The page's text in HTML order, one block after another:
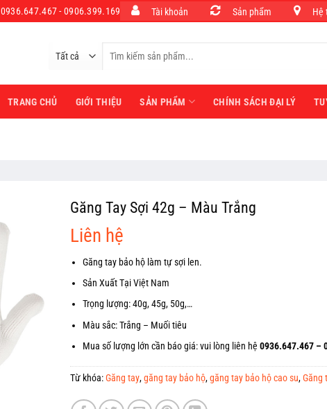
0936.647.467 - 0906.399.169 Tài khoản Sản phẩm Hệ
kiếm:
TRANG CHỦ GIỚI THIỆU SẢN PHẨM CHÍNH SÁCH ĐẠI LÝ
Găng Tay Sợi 42g – Màu Trắng
Liên hệ
Găng tay bảo hộ làm tự sợi len.
Sản Xuất Tại Việt Nam
Trọng lượng: 40g, 45g, 50g,…
Màu sắc: Trắng – Muối tiêu
Mua số lượng lớn cần báo giá: vui lòng liên hệ 0936.647.467 –
Từ khóa:Găng tay,găng tay bảo hộ,găng tay bảo hộ cao su,Găng